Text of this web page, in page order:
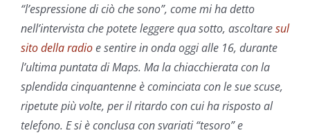
“l’espressione di ciò che sono”, come mi ha detto
nell’intervista che potete leggere qua sotto, ascoltaresul
sito della radioe sentire in onda oggi alle 16, durante
l’ultima puntata di Maps. Ma la chiacchierata con la
splendida cinquantenne è cominciata con le sue scuse,
ripetute più volte, per il ritardo con cui ha risposto al
telefono. E si è conclusa con svariati “tesoro” e